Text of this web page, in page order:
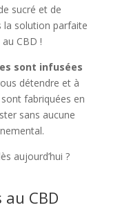
sucré et de
la solution parfaite
CBD !
sont infusées
détendre et à
fabriquées en
sans aucune
aujourd’hui ?
CBD